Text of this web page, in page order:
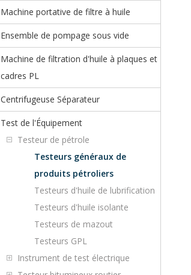
Machine portative de filtre à huile
Ensemble de pompage sous vide
Machine de filtration d'huile à plaques et
cadres PL
Centrifugeuse Séparateur
Test de l'Équipement
Testeur de pétrole
Testeurs généraux de
produits pétroliers
Testeurs d'huile de lubrification
Testeurs d'huile isolante
Testeurs de mazout
Testeurs GPL
Instrument de test électrique